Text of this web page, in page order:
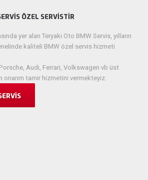
ÖZEL SERVISTIR
yer alan Teryaki Oto BMW Servis, yılların
kaliteli BMW özel servis hizmeti
Audi, Ferrari, Volkswagen vb üst
onarım tamir hizmetini vermekteyiz.